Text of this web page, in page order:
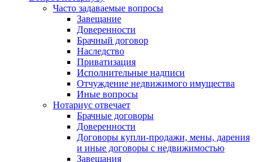
Часто задаваемые вопросы
Завещание
Доверенности
Брачный договор
Наследство
Приватизация
Исполнительные надписи
Отчуждение недвижимого имущества
Иные вопросы
Нотариус отвечает
Брачные договоры
Доверенности
Договоры купли-продажи, мены, дарения
и иные договоры с недвижимостью
Завещания